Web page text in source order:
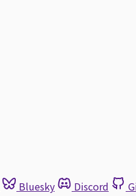
Bluesky Discord